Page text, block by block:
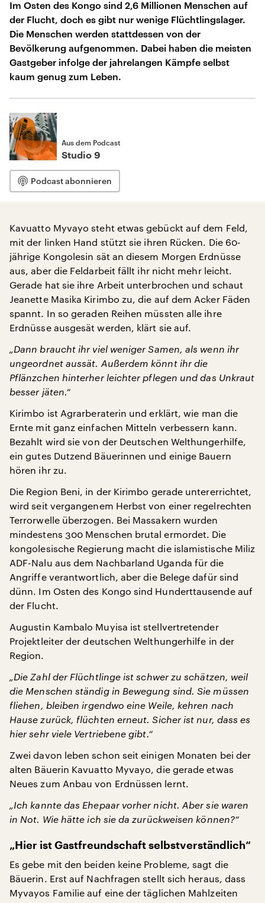
Im Osten des Kongo sind 2,6 Millionen Menschen auf
der Flucht, doch es gibt nur wenige Flüchtlingslager.
Die Menschen werden stattdessen von der
Bevölkerung aufgenommen. Dabei haben die meisten
Gastgeber infolge der jahrelangen Kämpfe selbst
kaum genug zum Leben.
Aus dem Podcast
Studio 9
Podcast abonnieren
Kavuatto Myvayo steht etwas gebückt auf dem Feld,
mit der linken Hand stützt sie ihren Rücken. Die 60-
jährige Kongolesin sät an diesem Morgen Erdnüsse
aus, aber die Feldarbeit fällt ihr nicht mehr leicht.
Gerade hat sie ihre Arbeit unterbrochen und schaut
Jeanette Masika Kirimbo zu, die auf dem Acker Fäden
spannt. In so geraden Reihen müssten alle ihre
Erdnüsse ausgesät werden, klärt sie auf.
„Dann braucht ihr viel weniger Samen, als wenn ihr
ungeordnet aussät. Außerdem könnt ihr die
Pflänzchen hinterher leichter pflegen und das Unkraut
besser jäten.“
Kirimbo ist Agrarberaterin und erklärt, wie man die
Ernte mit ganz einfachen Mitteln verbessern kann.
Bezahlt wird sie von der Deutschen Welthungerhilfe,
ein gutes Dutzend Bäuerinnen und einige Bauern
hören ihr zu.
Die Region Beni, in der Kirimbo gerade untererrichtet,
wird seit vergangenem Herbst von einer regelrechten
Terrorwelle überzogen. Bei Massakern wurden
mindestens 300 Menschen brutal ermordet. Die
kongolesische Regierung macht die islamistische Miliz
ADF-Nalu aus dem Nachbarland Uganda für die
Angriffe verantwortlich, aber die Belege dafür sind
dünn. Im Osten des Kongo sind Hunderttausende auf
der Flucht.
Augustin Kambalo Muyisa ist stellvertretender
Projektleiter der deutschen Welthungerhilfe in der
Region.
„Die Zahl der Flüchtlinge ist schwer zu schätzen, weil
die Menschen ständig in Bewegung sind. Sie müssen
fliehen, bleiben irgendwo eine Weile, kehren nach
Hause zurück, flüchten erneut. Sicher ist nur, dass es
hier sehr viele Vertriebene gibt.“
Zwei davon leben schon seit einigen Monaten bei der
alten Bäuerin Kavuatto Myvayo, die gerade etwas
Neues zum Anbau von Erdnüssen lernt.
„Ich kannte das Ehepaar vorher nicht. Aber sie waren
in Not. Wie hätte ich sie da zurückweisen können?“
„Hier ist Gastfreundschaft selbstverständlich“
Es gebe mit den beiden keine Probleme, sagt die
Bäuerin. Erst auf Nachfragen stellt sich heraus, dass
Myvayos Familie auf eine der täglichen Mahlzeiten